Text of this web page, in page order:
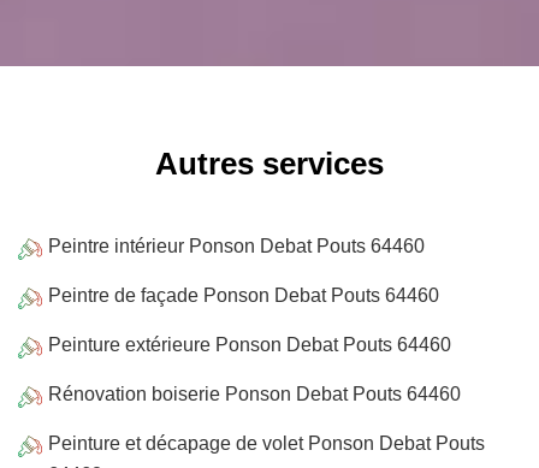
Autres services
Peintre intérieur Ponson Debat Pouts 64460
Peintre de façade Ponson Debat Pouts 64460
Peinture extérieure Ponson Debat Pouts 64460
Rénovation boiserie Ponson Debat Pouts 64460
Peinture et décapage de volet Ponson Debat Pouts